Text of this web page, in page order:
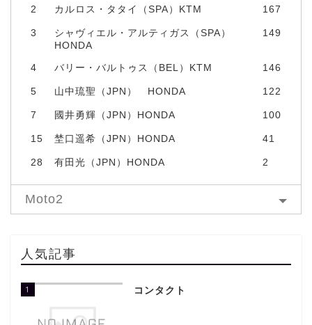
2 カルロス・タタイ（SPA）KTM 167
3
シャヴィエル・アルティガス（SPA）
HONDA
149
4 バリー・バルトゥス（BEL）KTM 146
5 山中琉聖（JPN） HONDA 122
7 國井勇輝（JPN）HONDA 100
15 埜口遥希（JPN）HONDA 41
28 有田光（JPN）HONDA 2
Moto2
人気記事
1 コンタクト